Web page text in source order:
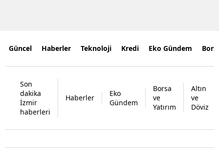
Güncel Haberler Teknoloji Kredi Eko Gündem
Son
dakika
İzmir
haberleri
Haberler
Eko
Gündem
Borsa
ve
Yatırım
Altın
ve
Döviz